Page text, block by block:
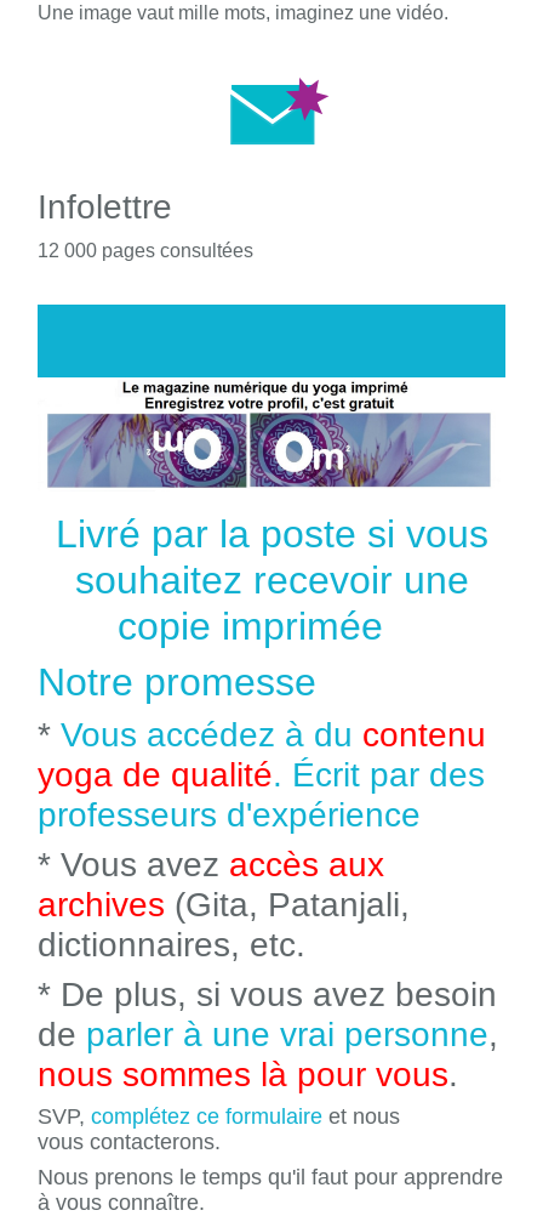
Une image vaut mille mots, imaginez une vidéo.
Infolettre
12 000 pages consultées
Livré par la poste si vous
souhaitez recevoir une
copie imprimée
Notre promesse
* Vous accédez à du contenu
yoga de qualité. Écrit par des
professeurs d'expérience
* Vous avez accès aux
archives (Gita, Patanjali,
dictionnaires, etc.
* De plus, si vous avez besoin
de parler à une vrai personne,
nous sommes là pour vous.
SVP, complétez ce formulaire et nous
vous contacterons.
Nous prenons le temps qu'il faut pour apprendre
à vous connaître.